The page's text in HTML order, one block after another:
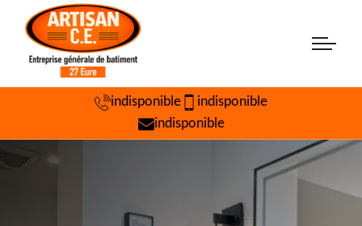
indisponible
indisponible
indisponible